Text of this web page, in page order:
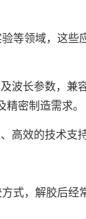
领域，这些
长参数，兼
密制造需求。
效的技术支持
，解胶后经